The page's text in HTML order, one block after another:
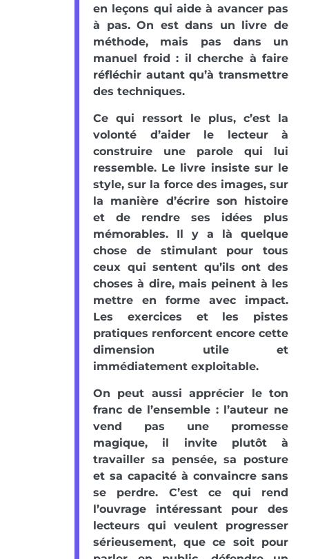
en leçons qui aide à avancer pas
à pas. On est dans un livre de
méthode, mais pas dans un
manuel froid : il cherche à faire
réfléchir autant qu’à transmettre
des techniques.
Ce qui ressort le plus, c’est la
volonté d’aider le lecteur à
construire une parole qui lui
ressemble. Le livre insiste sur le
style, sur la force des images, sur
la manière d’écrire son histoire
et de rendre ses idées plus
mémorables. Il y a là quelque
chose de stimulant pour tous
ceux qui sentent qu’ils ont des
choses à dire, mais peinent à les
mettre en forme avec impact.
Les exercices et les pistes
pratiques renforcent encore cette
dimension utile et
immédiatement exploitable.
On peut aussi apprécier le ton
franc de l’ensemble : l’auteur ne
vend pas une promesse
magique, il invite plutôt à
travailler sa pensée, sa posture
et sa capacité à convaincre sans
se perdre. C’est ce qui rend
l’ouvrage intéressant pour des
lecteurs qui veulent progresser
sérieusement, que ce soit pour